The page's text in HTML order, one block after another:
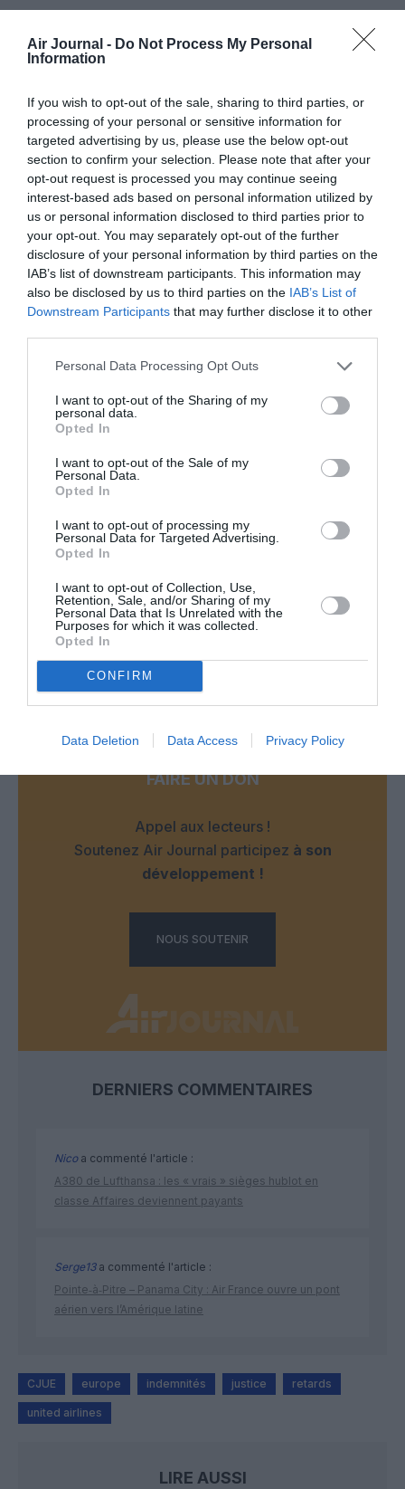
Air Journal - Do Not Process My Personal
Information
If you wish to opt-out of the sale, sharing to third parties, or
processing of your personal or sensitive information for
targeted advertising by us, please use the below opt-out
section to confirm your selection. Please note that after your
opt-out request is processed you may continue seeing
interest-based ads based on personal information utilized by
us or personal information disclosed to third parties prior to
your opt-out. You may separately opt-out of the further
disclosure of your personal information by third parties on the
IAB’s list of downstream participants. This information may
also be disclosed by us to third parties on the IAB’s List of
Downstream Participants that may further disclose it to other
Personal Data Processing Opt Outs
I want to opt-out of the Sharing of my
personal data.
Opted In
I want to opt-out of the Sale of my
Personal Data.
Opted In
I want to opt-out of processing my
Personal Data for Targeted Advertising.
Opted In
I want to opt-out of Collection, Use,
Retention, Sale, and/or Sharing of my
Personal Data that Is Unrelated with the
Purposes for which it was collected.
Opted In
CONFIRM
Data Deletion Data Access Privacy Policy
PARTAGER L'ARTICLE
FacebookTwitterPinterestLinkedInEmail Print
COMMENTAIRE(S)
Gérard Lebeaupina commenté :
21 avril 2022 - 10 h 09 min
Bonjour Madame, Monsieur
commentaires puisque aucun signifiant jusqu’à preuve du
plus judicieux.
Bravo pour l’article sur les retards de vol. il est bon de
l’intérêt pour les consommateurs de disposer d’une autorité
judiciaire au niveau européen.
apparaisse clairement en même temps que celui concernant
l’acceptation de ceux-ci afin que vous vous conformiez
pleinement au règlement R.G.P.G., n’est-il pas vrai ?
Une belle journée je vous souhaite.
FAIRE UN DON
Appel aux lecteurs !
Soutenez Air Journal participez à son
développement !
NOUS SOUTENIR
DERNIERS COMMENTAIRES
Nicoa commenté l'article :
A380 de Lufthansa : les « vrais » sièges hublot en
classe Affaires deviennent payants
Serge13a commenté l'article :
Pointe‑à‑Pitre – Panama City : Air France ouvre un pont
aérien vers l’Amérique latine
CJUE europe indemnités justice retards
united airlines
LIRE AUSSI